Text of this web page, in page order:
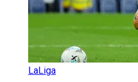
LaLiga